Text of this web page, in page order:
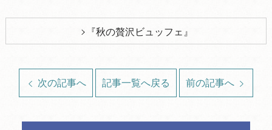
『秋の贅沢ビュッフェ』
次の記事へ 記事一覧へ戻る 前の記事へ